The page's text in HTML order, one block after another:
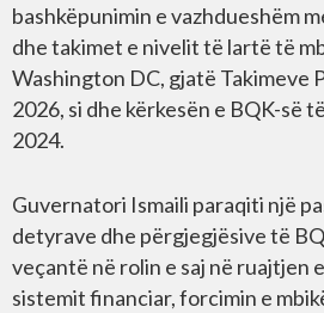
bashkëpunimin e vazhdueshëm
dhe takimet e nivelit të lartë të
Washington DC, gjatë Takimeve
2026, si dhe kërkesën e BQK-së
2024.
Guvernatori Ismaili paraqiti një
detyrave dhe përgjegjësive të
veçantë në rolin e saj në
sistemit financiar, forcimin e